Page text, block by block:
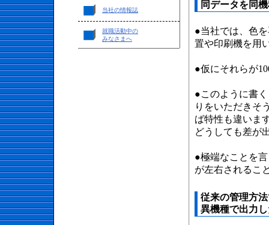
当社の情報誌
就職活動中の
みなさまへ
同データを同
●当社では、色
置や印刷機を用
●仮にそれらが
●このように書
りをいただきそ
ば特性も違いま
どうしても差が
●極端なことを
が左右されるこ
従来の管理方
異機種で出力